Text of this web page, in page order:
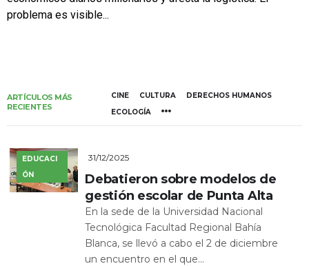
problema es visible...
ARTÍCULOS MÁS
RECIENTES
CINE CULTURA
DERECHOS HUMANOS
ECOLOGÍA
EDUCACI
ÓN
31/12/2025
Debatieron sobre modelos de
gestión escolar de Punta Alta
En la sede de la Universidad Nacional
Tecnológica Facultad Regional Bahía
Blanca, se llevó a cabo el 2 de diciembre
un encuentro en el que...